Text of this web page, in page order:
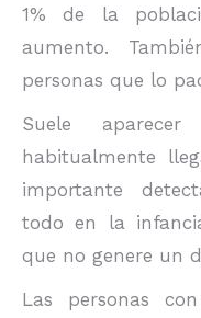
1% de la
aumento.
personas que lo
Suele
habitualmente
importante
todo en la
que no genere un
Las personas